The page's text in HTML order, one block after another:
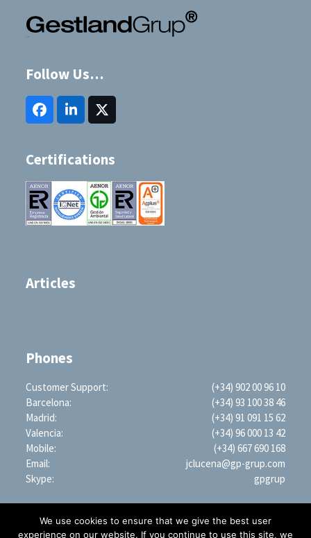
Follow Us…
FacebookLinkedInTwitter
(deprecated)
Certifications
Articles
Phones
Customer Support:
(+34) 902 00 96 10
Barcelona:
(+34) 93 100 38 46
Madrid:
(+34) 91 091 15 62
Valencia:
(+34) 96 000 13 42
Mobile:
(+34) 667 690 168
Email:
jclucena@gp-grup.com
Skype:
gpgrup
We use cookies to ensure that we give the best user
experience on our website. If you continue to use this site, we